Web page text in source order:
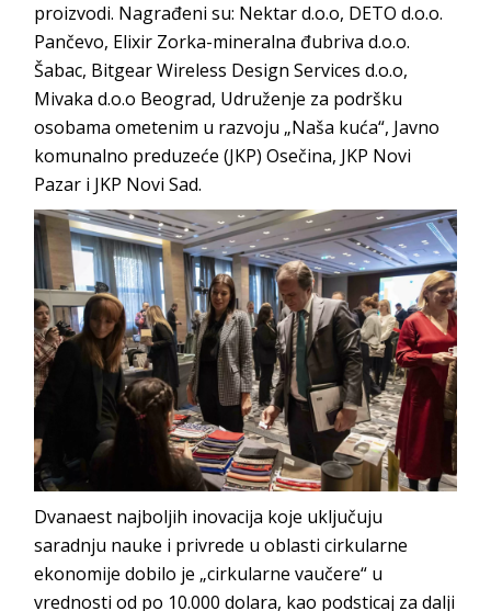
proizvodi. Nagrađeni su: Nektar d.o.o, DETO d.o.o.
Pančevo, Elixir Zorka-mineralna đubriva d.o.o.
Šabac, Bitgear Wireless Design Services d.o.o,
Mivaka d.o.o Beograd, Udruženje za podršku
osobama ometenim u razvoju „Naša kuća“, Javno
komunalno preduzeće (JKP) Osečina, JKP Novi
Pazar i JKP Novi Sad.
Dvanaest najboljih inovacija koje uključuju
saradnju nauke i privrede u oblasti cirkularne
ekonomije dobilo je „cirkularne vaučere“ u
vrednosti od po 10.000 dolara, kao podsticaj za dalji